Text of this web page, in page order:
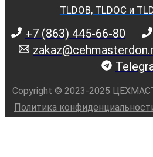
TLDOB, TLDOC и
+7 (863) 445-66-80
Copyright © 2023-2025
Политика